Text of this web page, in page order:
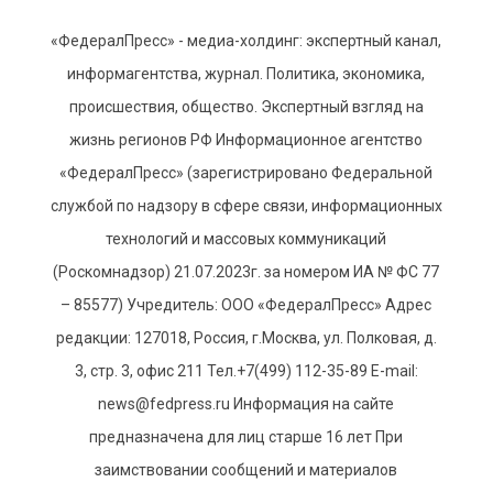
«ФедералПресс» - медиа-холдинг: экспертный канал,
информагентства, журнал. Политика, экономика,
происшествия, общество. Экспертный взгляд на
жизнь регионов РФ Информационное агентство
«ФедералПресс» (зарегистрировано Федеральной
службой по надзору в сфере связи, информационных
технологий и массовых коммуникаций
(Роскомнадзор) 21.07.2023г. за номером ИА № ФС 77
– 85577) Учредитель: ООО «ФедералПресс» Адрес
редакции: 127018, Россия, г.Москва, ул. Полковая, д.
3, стр. 3, офис 211 Тел.+7(499) 112-35-89 E-mail:
news@fedpress.ru Информация на сайте
предназначена для лиц старше 16 лет При
заимствовании сообщений и материалов